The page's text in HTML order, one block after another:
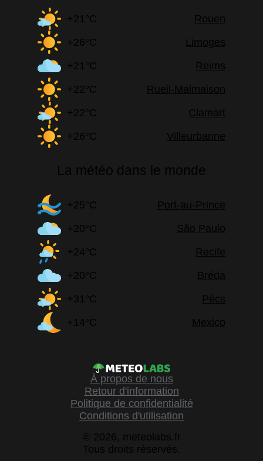
+21°C
Rouen
+26°C
Limoges
+21°C
Reims
+22°C
Rueil-Malmaison
+22°C
Clamart
+26°C
Villeurbanne
La météo dans le monde
+25°C
Port-au-Prince
+20°C
São Paulo
+24°C
Recife
+20°C
Bréda
+31°C
Pécs
+14°C
Mexico
À propos de nous
Retour d'information
Politique de confidentialité
Conditions d'utilisation
© 2026, meteolabs.fr
Tous droits réservés.